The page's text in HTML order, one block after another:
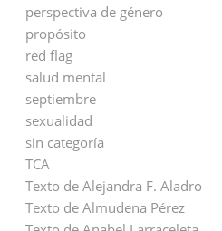
perspectiva de género
propósito
red flag
salud mental
septiembre
sexualidad
sin categoría
TCA
Texto de Alejandra F. Aladro
Texto de Almudena Pérez